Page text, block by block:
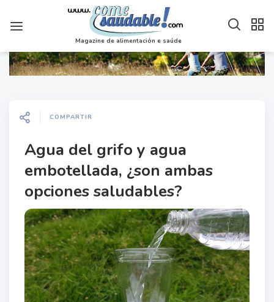
Magazine de alimentación e saúde
COMPARTIR
Agua del grifo y agua
embotellada, ¿son ambas
opciones saludables?